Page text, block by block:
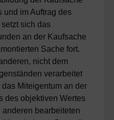
und im Auftrag des
sich das
an der Kaufsache
Sache fort.
nicht dem
verarbeitet
Miteigentum an der
des objektiven Wertes
bearbeiteten